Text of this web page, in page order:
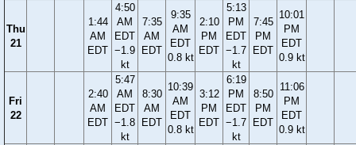
Thu
21
1:44
AM
EDT
4:50
AM
EDT
−1.9
kt
7:35
AM
EDT
9:35
AM
EDT
0.8 kt
2:10
PM
EDT
5:13
PM
EDT
−1.7
kt
7:45
PM
EDT
10:01
PM
EDT
0.9 kt
Fri
22
2:40
AM
EDT
5:47
AM
EDT
−1.8
kt
8:30
AM
EDT
10:39
AM
EDT
0.8 kt
3:12
PM
EDT
6:19
PM
EDT
−1.7
kt
8:50
PM
EDT
11:06
PM
EDT
0.9 kt